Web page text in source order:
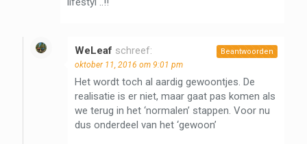
WeLeaf schreef:
oktober 11, 2016 om 9:01 pm
Het wordt toch al aardig gewoontjes. De
realisatie is er niet, maar gaat pas komen als
we terug in het ‘normalen’ stappen. Voor nu
dus onderdeel van het ‘gewoon’
Beantwoorden